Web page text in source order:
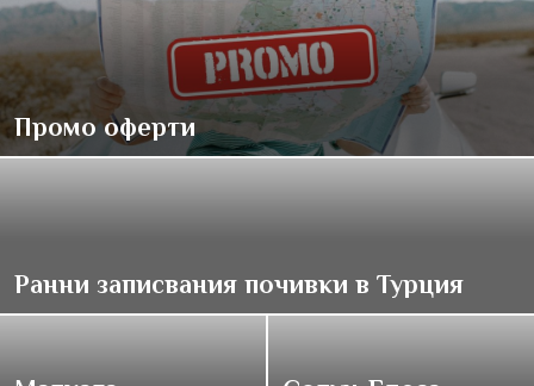
Промо оферти
Ранни записвания почивки в Турция